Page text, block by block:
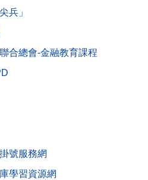
兵」
合總會-金融教育課程
號服務網
學習資源網